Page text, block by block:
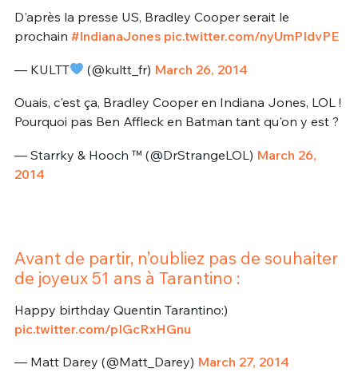
D'après la presse US, Bradley Cooper serait le
prochain #IndianaJones pic.twitter.com/nyUmPIdvPE
— KULTT (@kultt_fr) March 26, 2014
Ouais, c'est ça, Bradley Cooper en Indiana Jones, LOL !
Pourquoi pas Ben Affleck en Batman tant qu'on y est ?
— Starrky & Hooch ™️ (@DrStrangeLOL) March 26,
2014
Avant de partir, n’oubliez pas de souhaiter
de joyeux 51 ans à Tarantino :
Happy birthday Quentin Tarantino:)
pic.twitter.com/pIGcRxHGnu
— Matt Darey (@Matt_Darey) March 27, 2014